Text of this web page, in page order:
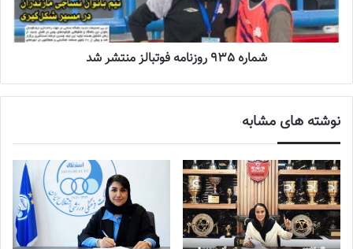
اداره ورزش و جوانان به نمایندگی از مردم پاوه، کادر فنی و بازیکنان
پرتلاشبانوان
ئاکو کرمانشاه قدردانی و برای اعضا موفقیت و پیروزی در
مسابقات آتی را آرزو کرد.
آخرین اخبار فوتبال و فوتسال زنان ایران را در سایت روزنامه فوتبالز
فوتبالز بخوانید.
◾️با فوتبالز همراه شوید◾️فوتبالز را در اینستاگرام دنبال کنید
◾️
footballs.women@
شماره 935 روزنامه فوتبالز منتشر شد
نوشته های مشابه